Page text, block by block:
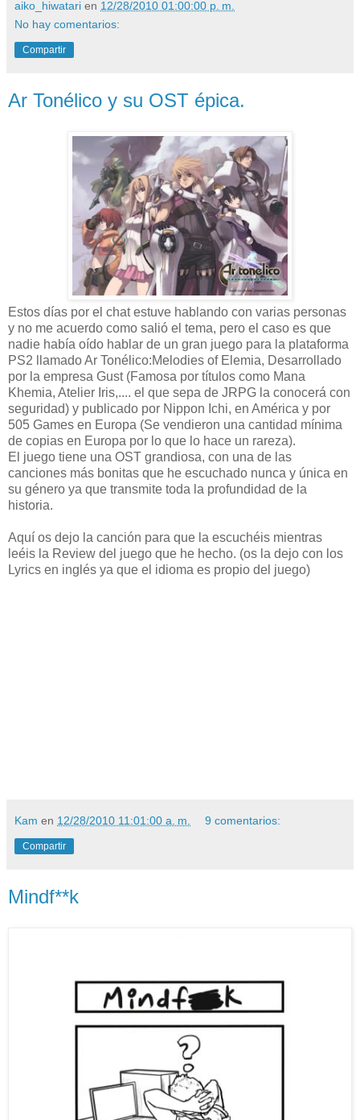
aiko_hiwatari en 12/28/2010 01:00:00 p. m.
No hay comentarios:
Compartir
Ar Tonélico y su OST épica.
Estos días por el chat estuve hablando con varias personas
y no me acuerdo como salió el tema, pero el caso es que
nadie había oído hablar de un gran juego para la plataforma
PS2 llamado Ar Tonélico:Melodies of Elemia, Desarrollado
por la empresa Gust (Famosa por títulos como Mana
Khemia, Atelier Iris,.... el que sepa de JRPG la conocerá con
seguridad) y publicado por Nippon Ichi, en América y por
505 Games en Europa (Se vendieron una cantidad mínima
de copias en Europa por lo que lo hace un rareza).
El juego tiene una OST grandiosa, con una de las
canciones más bonitas que he escuchado nunca y única en
su género ya que transmite toda la profundidad de la
historia.
Aquí os dejo la canción para que la escuchéis mientras
leéis la Review del juego que he hecho. (os la dejo con los
Lyrics en inglés ya que el idioma es propio del juego)
Kam en 12/28/2010 11:01:00 a. m. 9 comentarios:
Compartir
Mindf**k